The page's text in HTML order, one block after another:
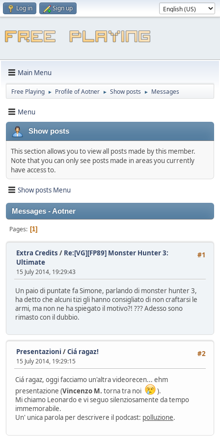
Log in Sign up
Main Menu
Free Playing ► Profile of Aotner ► Show posts ► Messages
Menu
Show posts
This section allows you to view all posts made by this member.
Note that you can only see posts made in areas you currently
have access to.
Show posts Menu
Messages - Aotner
Pages 1
#1
Extra Credits / Re:[VG][FP89] Monster Hunter 3:
Ultimate
15 July 2014, 19:29:43
Un paio di puntate fa Simone, parlando di monster hunter 3,
ha detto che alcuni tizi gli hanno consigliato di non craftarsi le
armi, ma non ne ha spiegato il motivo?! ??? Adesso sono
rimasto con il dubbio.
#2
Presentazioni /Ciá ragaz!
15 July 2014, 19:29:15
Ciá ragaz, oggi facciamo un'altra videorecen... ehm
presentazione (Vincenzo M. torna tra noi
).
Mi chiamo Leonardo e vi seguo silenziosamente da tempo
immemorabile.
Un' unica parola per descrivere il podcast: polluzione.